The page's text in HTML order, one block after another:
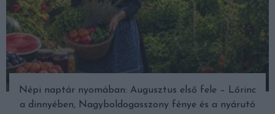
Népi naptár nyomában: Augusztus első fele – Lőrinc
a dinnyében, Nagyboldogasszony fénye és a nyárutó